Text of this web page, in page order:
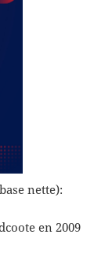
nette):
en 2009